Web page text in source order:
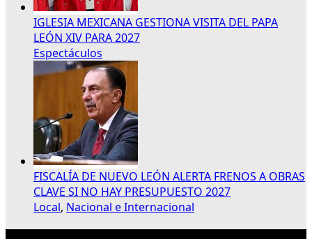
IGLESIA MEXICANA GESTIONA VISITA DEL PAPA
LEÓN XIV PARA 2027
Espectáculos
FISCALÍA DE NUEVO LEÓN ALERTA FRENOS A OBRAS
CLAVE SI NO HAY PRESUPUESTO 2027
Local, Nacional e Internacional